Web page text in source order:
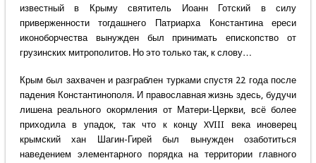
известный в Крыму святитель Иоанн Готский в силу
приверженности тогдашнего Патриарха Константина ереси
иконоборчества вынужден был принимать епископство от
грузинских митрополитов. Но это только так, к слову…
Крым был захвачен и разграблен турками спустя 22 года после
падения Константинополя. И православная жизнь здесь, будучи
лишена реального окормления от Матери-Церкви, всё более
приходила в упадок, так что к концу XVIII века иноверец
крымский хан Шагин-Гирей был вынужден озаботиться
наведением элементарного порядка на территории главного